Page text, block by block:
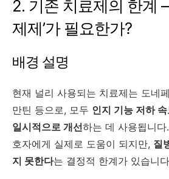
2. 기존 치료제의 한계
제제’가 필요한가?
배경 설명
현재 널리 사용되는 치료제는 도네
만틴 등으로, 모두 인지 기능 저하
일시적으로 개선하는 데 사용됩니
호자에게 실제로 도움이 되지만, 질
지 못한다는 결정적 한계가 있습니